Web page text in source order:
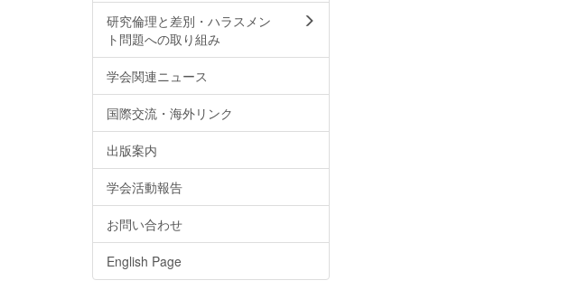
研究倫理と差別・ハラスメン
ト問題への取り組み
学会関連ニュース
国際交流・海外リンク
出版案内
学会活動報告
お問い合わせ
English Page